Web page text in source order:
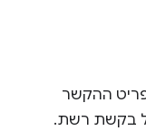
ההקשר
בקשת רשת.